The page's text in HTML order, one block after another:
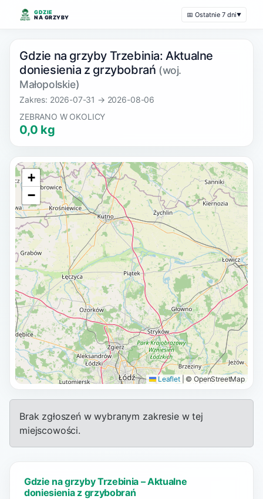
GDZIE
NA GRZYBY
📅 Ostatnie 7 dni▼
Gdzie na grzyby Trzebinia: Aktualne
doniesienia z grzybobrań (woj.
Małopolskie)
Zakres: 2026-07-31 → 2026-08-06
ZEBRANO W OKOLICY
0,0 kg
+
−
Leaflet © OpenStreetMap
Brak zgłoszeń w wybranym zakresie w tej
miejscowości.
Gdzie na grzyby Trzebinia – Aktualne
doniesienia z grzybobrań